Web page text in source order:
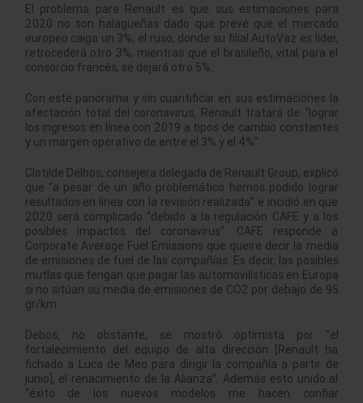
El problema para Renault es que sus estimaciones para
2020 no son halagüeñas dado que prevé que el mercado
europeo caiga un 3%, el ruso, donde su filial AutoVaz es líder,
retrocederá otro 3%, mientras que el brasileño, vital para el
consorcio francés, se dejará otro 5%.
Con este panorama y sin cuantificar en sus estimaciones la
afectación total del coronavirus, Renault tratará de “lograr
los ingresos en línea con 2019 a tipos de cambio constantes
y un margen operativo de entre el 3% y el 4%”.
Clotilde Delbos, consejera delegada de Renault Group, explicó
que “a pesar de un año problemático hemos podido lograr
resultados en línea con la revisión realizada” e incidió en que
2020 será complicado “debido a la regulación CAFE y a los
posibles impactos del coronavirus”. CAFE responde a
Corporate Average Fuel Emissions que queire decir la media
de emisiones de fuel de las compañías. Es decir, las posibles
mutlas que tengan que pagar las automovilísticas en Europa
si no sitúan su media de emisiones de CO2 por debajo de 95
gr/km.
Debos, no obstante, se mostró optimista por “el
fortalecimiento del equipo de alta dirección [Renault ha
fichado a Luca de Meo para dirigir la compañía a partir de
junio], el renacimiento de la Alianza”. Además esto unido al
“éxito de los nuevos modelos me hacen confiar